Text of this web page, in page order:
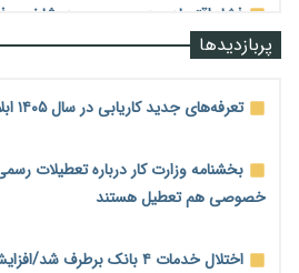
درصد رسید
رشد ۷۵ هزار میلیاردی بازار خرید
احتمال اختلال ۲۴ ساعته در سامانه‌های تأمین اجتماعی
آغاز اجرای پایلوت «ردا کارت» برای
پربازدیدها
تعرفه‌های جدید کاریابی در سال ۱۴۰۵ ابلاغ شد
بخشنامه وزارت کار درباره تعطیلات
خصوصی هم تعطیل هستند
اختلال خدمات ۴ بانک